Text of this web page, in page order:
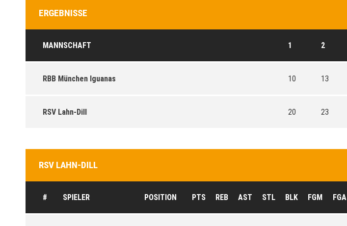
ERGEBNISSE
MANNSCHAFT 1 2
RBB München Iguanas 10 13
RSV Lahn-Dill 20 23
RSV LAHN-DILL
# SPIELER POSITION PTS REB AST STL BLK FGM FGA